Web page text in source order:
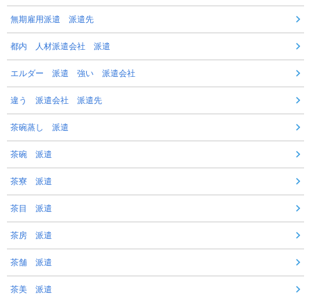
無期雇用派遣 派遣先
都内 人材派遣会社 派遣
エルダー 派遣 強い 派遣会社
違う 派遣会社 派遣先
茶碗蒸し 派遣
茶碗 派遣
茶寮 派遣
茶目 派遣
茶房 派遣
茶舗 派遣
茶美 派遣